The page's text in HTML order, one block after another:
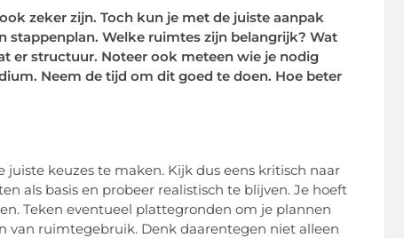
zeker zijn. Toch kun je met de juiste aanpak
stappenplan. Welke ruimtes zijn belangrijk? Wat
er structuur. Noteer ook meteen wie je nodig
Neem de tijd om dit goed te doen. Hoe beter
keuzes te maken. Kijk dus eens kritisch naar
als basis en probeer realistisch te blijven. Je hoeft
Teken eventueel plattegronden om je plannen
van ruimtegebruik. Denk daarentegen niet alleen